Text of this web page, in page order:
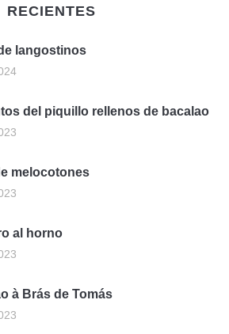
RECIENTES
langostinos
del piquillo rellenos de bacalao
melocotones
al horno
à Brás de Tomás